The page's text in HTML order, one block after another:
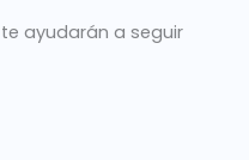
ayudarán a seguir